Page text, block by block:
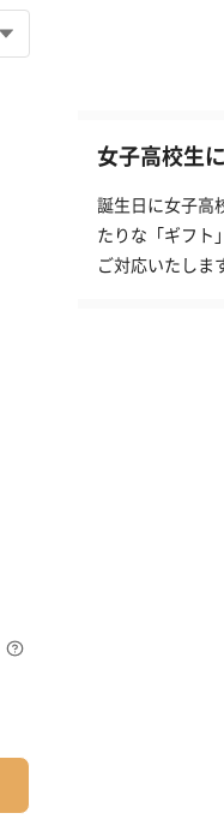
女子高校生
誕生日に女子高
たりな「ギフト
ご対応いたしま